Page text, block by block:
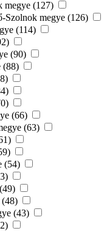
megye (127)
Szolnok megye (126)
(114)
(90)
(88)
(66)
(63)
(54)
(48)
(43)